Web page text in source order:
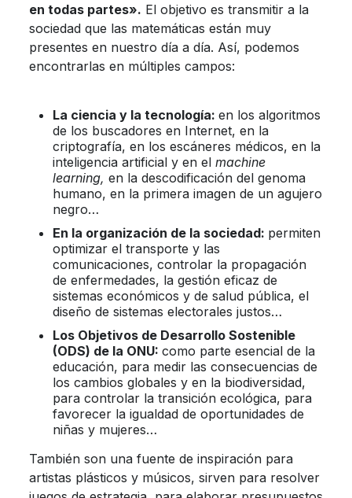
en todas partes». El objetivo es transmitir a la
sociedad que las matemáticas están muy
presentes en nuestro día a día. Así, podemos
encontrarlas en múltiples campos:
La ciencia y la tecnología: en los algoritmos
de los buscadores en Internet, en la
criptografía, en los escáneres médicos, en la
inteligencia artificial y en el machine
learning, en la descodificación del genoma
humano, en la primera imagen de un agujero
negro…
En la organización de la sociedad: permiten
optimizar el transporte y las
comunicaciones, controlar la propagación
de enfermedades, la gestión eficaz de
sistemas económicos y de salud pública, el
diseño de sistemas electorales justos…
Los Objetivos de Desarrollo Sostenible
(ODS) de la ONU: como parte esencial de la
educación, para medir las consecuencias de
los cambios globales y en la biodiversidad,
para controlar la transición ecológica, para
favorecer la igualdad de oportunidades de
niñas y mujeres…
También son una fuente de inspiración para
artistas plásticos y músicos, sirven para resolver